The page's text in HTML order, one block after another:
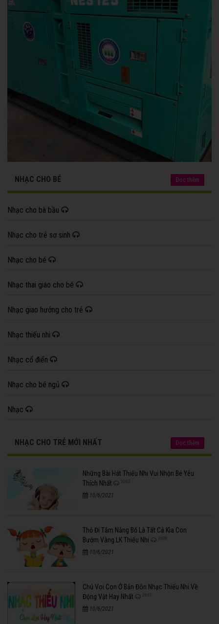
NHẠC CHO BÉ Đọc thêm
Nhạc cho bà bầu
Nhạc cho trẻ sơ sinh
Nhạc cho bé
Nhạc thai giáo cho bé
Nhạc giao hưởng cho trẻ
Nhạc thiếu nhi
Nhạc cổ điển
Nhạc cho bé ngủ
Nhạc
NHẠC CHO TRẺ MỚI NHẤT Đọc thêm
Những Bài Hát Thiếu Nhi Vui Nhộn Bé Yêu
Thích Nhất
3083
10/6/2021
Thỏ Đi Tắm Nắng Bố Là Tất Cả Kìa Con
Bướm Vàng LK Thiếu Nhi
3698
10/6/2021
Chú Voi Con Ở Bản Đôn Nhạc Thiếu Nhi Về
Động Vật Hay Nhất
2861
10/6/2021